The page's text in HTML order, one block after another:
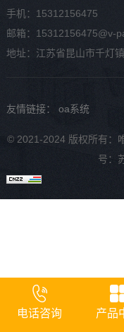
手机：15312156475
邮箱：15312156475@v-
地址：江苏省昆山市千灯
友情链接： oa系统
© 2021-2024 版权所有
号：
电话咨询 产品